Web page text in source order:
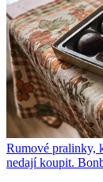
Rumové pralinky,
nedají koupit.